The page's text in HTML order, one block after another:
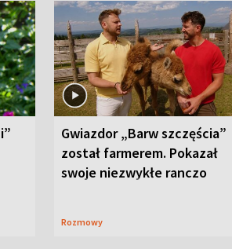
Gwiazdor „Barw szczęścia”
został farmerem. Pokazał
swoje niezwykłe ranczo
Rozmowy